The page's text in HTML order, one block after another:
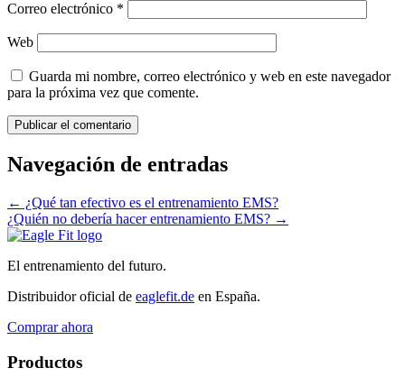
Correo electrónico *
Web
Guarda mi nombre, correo electrónico y web en este navegador
para la próxima vez que comente.
Navegación de entradas
← ¿Qué tan efectivo es el entrenamiento EMS?
¿Quién no debería hacer entrenamiento EMS? →
El entrenamiento del futuro.
Distribuidor oficial de eaglefit.de en España.
Comprar ahora
Productos